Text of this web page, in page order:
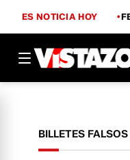
ES NOTICIA HOY
BILLETES